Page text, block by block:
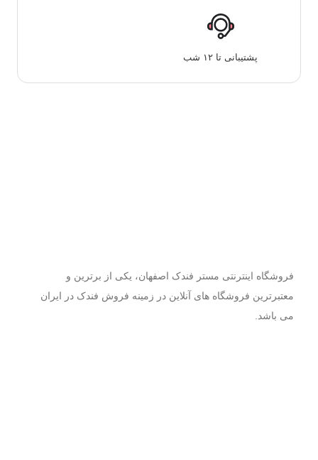
پشتیبانی تا ۱۲ شب
فروشگاه اینترنتی مستر فندک اصفهان، یکی از برترین و
معتبرترین فروشگاه های آنلاین در زمینه فروش فندک در ایران
می باشد.